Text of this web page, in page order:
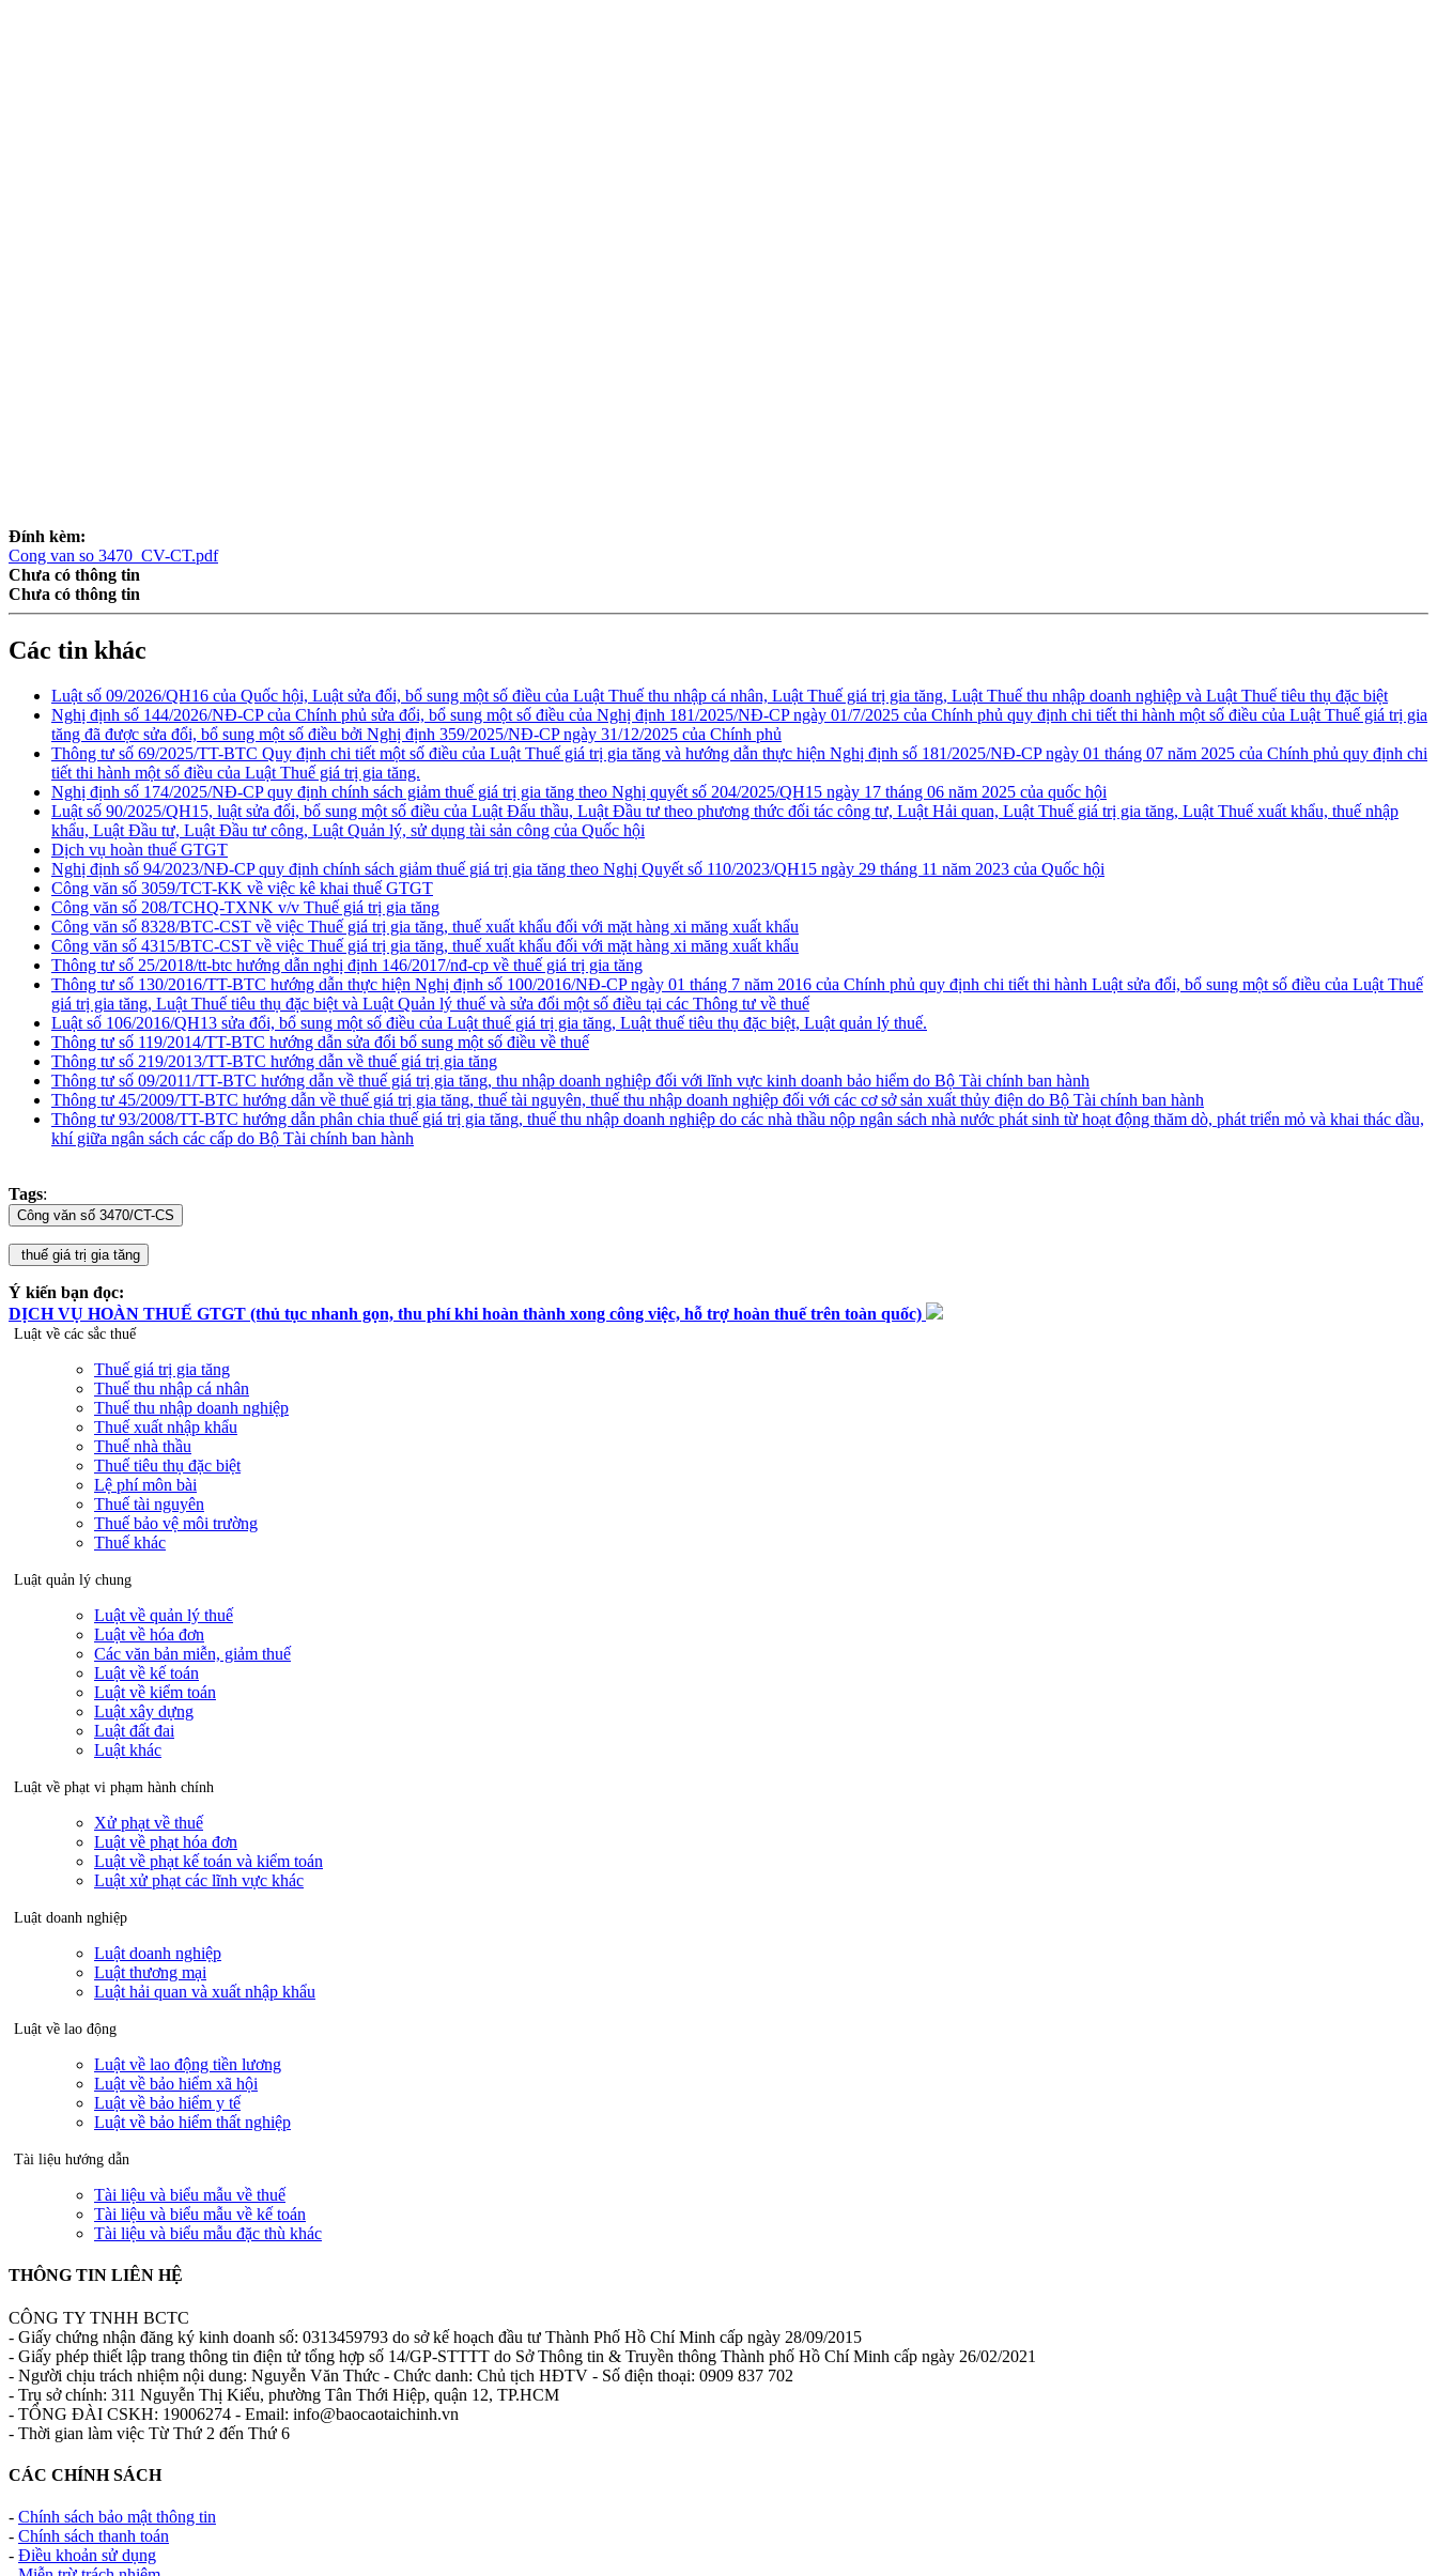
Đính kèm:
Cong van so 3470_CV-CT.pdf
Chưa có thông tin
Chưa có thông tin
Các tin khác
Luật số 09/2026/QH16 của Quốc hội, Luật sửa đổi, bổ sung một số điều của Luật Thuế thu nhập cá nhân, Luật Thuế giá trị gia tăng, Luật Thuế thu nhập doanh nghiệp và Luật Thuế tiêu thụ đặc biệt
Nghị định số 144/2026/NĐ-CP của Chính phủ sửa đổi, bổ sung một số điều của Nghị định 181/2025/NĐ-CP ngày 01/7/2025 của Chính phủ quy định chi tiết thi hành một số điều của Luật Thuế giá trị gia
tăng đã được sửa đổi, bổ sung một số điều bởi Nghị định 359/2025/NĐ-CP ngày 31/12/2025 của Chính phủ
Thông tư số 69/2025/TT-BTC Quy định chi tiết một số điều của Luật Thuế giá trị gia tăng và hướng dẫn thực hiện Nghị định số 181/2025/NĐ-CP ngày 01 tháng 07 năm 2025 của Chính phủ quy định chi
tiết thi hành một số điều của Luật Thuế giá trị gia tăng.
Nghị định số 174/2025/NĐ-CP quy định chính sách giảm thuế giá trị gia tăng theo Nghị quyết số 204/2025/QH15 ngày 17 tháng 06 năm 2025 của quốc hội
Luật số 90/2025/QH15, luật sửa đổi, bổ sung một số điều của Luật Đấu thầu, Luật Đầu tư theo phương thức đối tác công tư, Luật Hải quan, Luật Thuế giá trị gia tăng, Luật Thuế xuất khẩu, thuế nhập
khẩu, Luật Đầu tư, Luật Đầu tư công, Luật Quản lý, sử dụng tài sản công của Quốc hội
Dịch vụ hoàn thuế GTGT
Nghị định số 94/2023/NĐ-CP quy định chính sách giảm thuế giá trị gia tăng theo Nghị Quyết số 110/2023/QH15 ngày 29 tháng 11 năm 2023 của Quốc hội
Công văn số 3059/TCT-KK về việc kê khai thuế GTGT
Công văn số 208/TCHQ-TXNK v/v Thuế giá trị gia tăng
Công văn số 8328/BTC-CST về việc Thuế giá trị gia tăng, thuế xuất khẩu đối với mặt hàng xi măng xuất khẩu
Công văn số 4315/BTC-CST về việc Thuế giá trị gia tăng, thuế xuất khẩu đối với mặt hàng xi măng xuất khẩu
Thông tư số 25/2018/tt-btc hướng dẫn nghị định 146/2017/nđ-cp về thuế giá trị gia tăng
Thông tư số 130/2016/TT-BTC hướng dẫn thực hiện Nghị định số 100/2016/NĐ-CP ngày 01 tháng 7 năm 2016 của Chính phủ quy định chi tiết thi hành Luật sửa đổi, bổ sung một số điều của Luật Thuế
giá trị gia tăng, Luật Thuế tiêu thụ đặc biệt và Luật Quản lý thuế và sửa đổi một số điều tại các Thông tư về thuế
Luật số 106/2016/QH13 sửa đổi, bổ sung một số điều của Luật thuế giá trị gia tăng, Luật thuế tiêu thụ đặc biệt, Luật quản lý thuế.
Thông tư số 119/2014/TT-BTC hướng dẫn sửa đổi bổ sung một số điều về thuế
Thông tư số 219/2013/TT-BTC hướng dẫn về thuế giá trị gia tăng
Thông tư số 09/2011/TT-BTC hướng dẫn về thuế giá trị gia tăng, thu nhập doanh nghiệp đối với lĩnh vực kinh doanh bảo hiểm do Bộ Tài chính ban hành
Thông tư 45/2009/TT-BTC hướng dẫn về thuế giá trị gia tăng, thuế tài nguyên, thuế thu nhập doanh nghiệp đối với các cơ sở sản xuất thủy điện do Bộ Tài chính ban hành
Thông tư 93/2008/TT-BTC hướng dẫn phân chia thuế giá trị gia tăng, thuế thu nhập doanh nghiệp do các nhà thầu nộp ngân sách nhà nước phát sinh từ hoạt động thăm dò, phát triển mỏ và khai thác dầu,
khí giữa ngân sách các cấp do Bộ Tài chính ban hành
Tags:
Ý kiến bạn đọc:
DỊCH VỤ HOÀN THUẾ GTGT (thủ tục nhanh gọn, thu phí khi hoàn thành xong công việc, hỗ trợ hoàn thuế trên toàn quốc)
Luật về các sắc thuế
Thuế giá trị gia tăng
Thuế thu nhập cá nhân
Thuế thu nhập doanh nghiệp
Thuế xuất nhập khẩu
Thuế nhà thầu
Thuế tiêu thụ đặc biệt
Lệ phí môn bài
Thuế tài nguyên
Thuế bảo vệ môi trường
Thuế khác
Luật quản lý chung
Luật về quản lý thuế
Luật về hóa đơn
Các văn bản miễn, giảm thuế
Luật về kế toán
Luật về kiểm toán
Luật xây dựng
Luật đất đai
Luật khác
Luật về phạt vi phạm hành chính
Xử phạt về thuế
Luật về phạt hóa đơn
Luật về phạt kế toán và kiểm toán
Luật xử phạt các lĩnh vực khác
Luật doanh nghiệp
Luật doanh nghiệp
Luật thương mại
Luật hải quan và xuất nhập khẩu
Luật về lao động
Luật về lao động tiền lương
Luật về bảo hiểm xã hội
Luật về bảo hiểm y tế
Luật về bảo hiểm thất nghiệp
Tài liệu hướng dẫn
Tài liệu và biểu mẫu về thuế
Tài liệu và biểu mẫu về kế toán
Tài liệu và biểu mẫu đặc thù khác
THÔNG TIN LIÊN HỆ
CÔNG TY TNHH BCTC
- Giấy chứng nhận đăng ký kinh doanh số: 0313459793 do sở kế hoạch đầu tư Thành Phố Hồ Chí Minh cấp ngày 28/09/2015
- Giấy phép thiết lập trang thông tin điện tử tổng hợp số 14/GP-STTTT do Sở Thông tin & Truyền thông Thành phố Hồ Chí Minh cấp ngày 26/02/2021
- Người chịu trách nhiệm nội dung: Nguyễn Văn Thức - Chức danh: Chủ tịch HĐTV - Số điện thoại: 0909 837 702
- Trụ sở chính: 311 Nguyễn Thị Kiểu, phường Tân Thới Hiệp, quận 12, TP.HCM
- TỔNG ĐÀI CSKH: 19006274 - Email: info@baocaotaichinh.vn
- Thời gian làm việc Từ Thứ 2 đến Thứ 6
CÁC CHÍNH SÁCH
- Chính sách bảo mật thông tin
- Chính sách thanh toán
- Điều khoản sử dụng